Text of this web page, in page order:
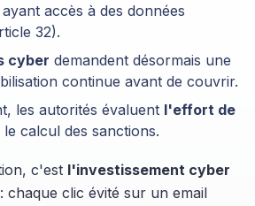
ayant accès à des données
32).
cyber demandent désormais une
continue avant de couvrir.
les autorités évaluent l'effort de
le calcul des sanctions.
c'est l'investissement cyber
: chaque clic évité sur un email